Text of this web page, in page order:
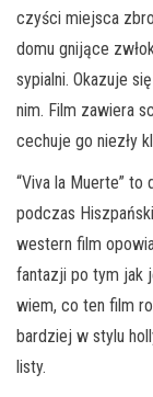
czyści miejsca
domu gnijące
sypialni. Okazuje
nim. Film zawiera
cechuje go niezły
“Viva la Muerte”
podczas
western film
fantazji po tym jak
wiem, co ten film
bardziej w stylu
listy.